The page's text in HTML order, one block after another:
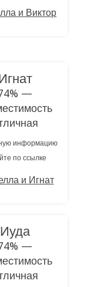
и Виктор
—
информацию
по ссылке
и Игнат
Иуда
—